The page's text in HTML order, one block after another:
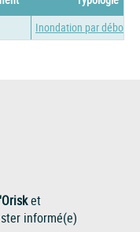
Inondation par
et
informé(e)